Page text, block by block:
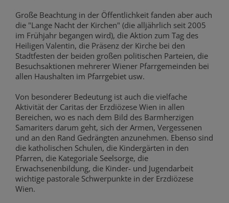
Große Beachtung in der Öffentlichkeit fanden aber auch
die "Lange Nacht der Kirchen" (die alljährlich seit 2005
im Frühjahr begangen wird), die Aktion zum Tag des
Heiligen Valentin, die Präsenz der Kirche bei den
Stadtfesten der beiden großen politischen Parteien, die
Besuchsaktionen mehrerer Wiener Pfarrgemeinden bei
allen Haushalten im Pfarrgebiet usw.
Von besonderer Bedeutung ist auch die vielfache
Aktivität der Caritas der Erzdiözese Wien in allen
Bereichen, wo es nach dem Bild des Barmherzigen
Samariters darum geht, sich der Armen, Vergessenen
und an den Rand Gedrängten anzunehmen. Ebenso sind
die katholischen Schulen, die Kindergärten in den
Pfarren, die Kategoriale Seelsorge, die
Erwachsenenbildung, die Kinder- und Jugendarbeit
wichtige pastorale Schwerpunkte in der Erzdiözese
Wien.